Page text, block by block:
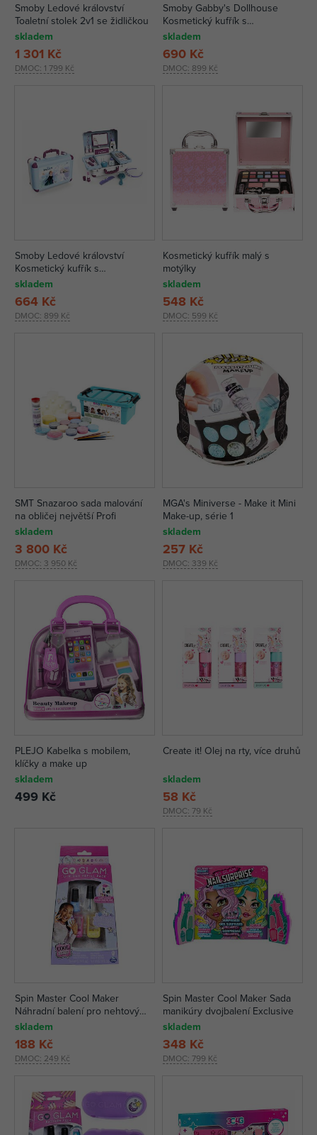
Smoby Ledové království
Toaletní stolek 2v1 se židličkou
skladem
DMOC: 1 799 Kč
1 301 Kč
Smoby Gabby's Dollhouse
Kosmetický kufřík s
příslušenstvím
skladem
DMOC: 899 Kč
690 Kč
Smoby Ledové království
Kosmetický kufřík s
příslušenstvím
skladem
DMOC: 899 Kč
664 Kč
Kosmetický kufřík malý s
motýlky
skladem
DMOC: 599 Kč
548 Kč
SMT Snazaroo sada malování
na obličej největší Profi
skladem
DMOC: 3 950 Kč
3 800 Kč
MGA's Miniverse - Make it Mini
Make-up, série 1
skladem
DMOC: 339 Kč
257 Kč
PLEJO Kabelka s mobilem,
klíčky a make up
skladem
499 Kč
Create it! Olej na rty, více druhů
skladem
DMOC: 79 Kč
58 Kč
Spin Master Cool Maker
Náhradní balení pro nehtový
salon
skladem
DMOC: 249 Kč
188 Kč
Spin Master Cool Maker Sada
manikúry dvojbalení Exclusive
skladem
DMOC: 799 Kč
348 Kč